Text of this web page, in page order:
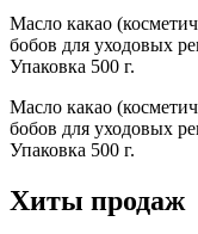
Масло какао
бобов для уходовых
Упаковка 500 г.
Масло какао
бобов для уходовых
Упаковка 500 г.
Хиты продаж